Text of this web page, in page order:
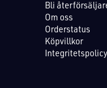
Bli
Om oss
Orderstatus
Köpvillkor
Integritetspolicy